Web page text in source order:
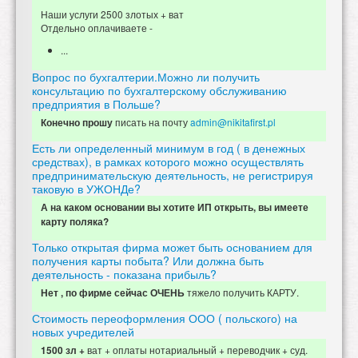
Наши услуги 2500 злотых + ват
Отдельно оплачиваете -
...
Вопрос по бухгалтерии.Можно ли получить
консультацию по бухгалтерскому обслуживанию
предприятия в Польше?
Конечно прошуписать на почтуadmin@nikitafirst.pl
Есть ли определенный минимум в год ( в денежных
средствах), в рамках которого можно осуществлять
предпринимательскую деятельность, не регистрируя
таковую в УЖОНДе?
А на каком основании вы хотите ИП открыть, вы имеете
карту поляка?
Только открытая фирма может быть основанием для
получения карты побыта? Или должна быть
деятельность - показана прибыль?
Нет , по фирме сейчас ОЧЕНЬтяжело получить КАРТУ.
Стоимость переоформления ООО ( польского) на
новых учредителей
1500 зл +ват + оплаты нотариальный + переводчик + суд.